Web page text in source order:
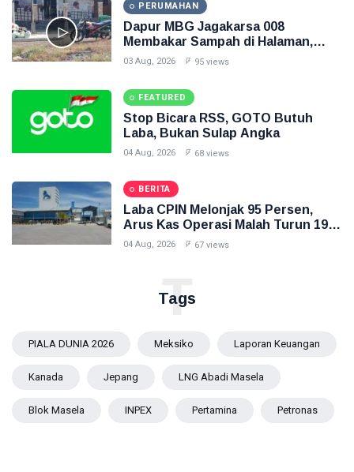
PERUMAHAN
Dapur MBG Jagakarsa 008
Membakar Sampah di Halaman,
Inilah Gambarnya
03 Aug, 2026 95 views
FEATURED
Stop Bicara RSS, GOTO Butuh
Laba, Bukan Sulap Angka
04 Aug, 2026 68 views
BERITA
Laba CPIN Melonjak 95 Persen,
Arus Kas Operasi Malah Turun 19
Persen
04 Aug, 2026 67 views
Tags
T
PIALA DUNIA 2026 Meksiko Laporan Keuangan
Kanada Jepang LNG Abadi Masela
Blok Masela INPEX Pertamina Petronas